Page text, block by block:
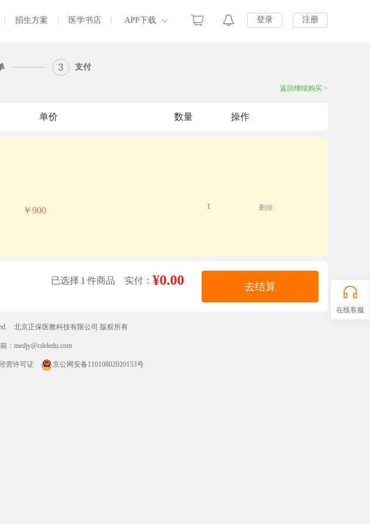
登录 注册
招生方案 医学书店 APP下载
支付
返回继续购买 >
单价 数量 操作
￥900 1 删除
去结算
已选择 1 件商品 实付： ¥0.00
在线客服
北京正保医教科技有限公司 版权所有
： medjy@cdeledu.com
营许可证 京公网安备11010802020153号